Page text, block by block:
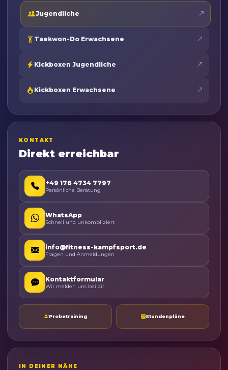
Jugendliche
Taekwon-Do Erwachsene
Kickboxen Jugendliche
Kickboxen Erwachsene
KONTAKT
Direkt erreichbar
+49 176 4734 7797
Persönliche Beratung
WhatsApp
Schnell und unkompliziert
info@fitness-kampfsport.de
Fragen und Anmeldungen
Kontaktformular
Wir melden uns bei dir
Probetraining Stundenpläne
IN DEINER NÄHE